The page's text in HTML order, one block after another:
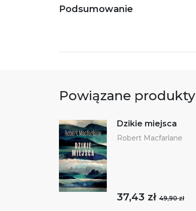
Podsumowanie
Powiązane produkty
Dzikie miejsca
Robert Macfarlane
37,43 zł49,90 zł